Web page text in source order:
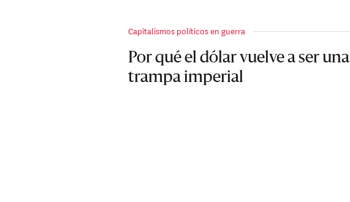
Capitalismos políticos en guerra
Por qué el dólar vuelve a ser una
trampa imperial